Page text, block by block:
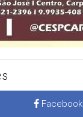
Facebook